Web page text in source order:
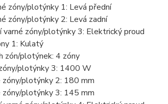
zóny/plotýnky 1: Levá přední
zóny/plotýnky 2: Levá zadní
varné zóny/plotýnky 3: Elektrický proud
1: Kulatý
zón/plotýnek: 4 zóny
plotýnky 3: 1400 W
zóny/plotýnky 2: 180 mm
zóny/plotýnky 3: 145 mm